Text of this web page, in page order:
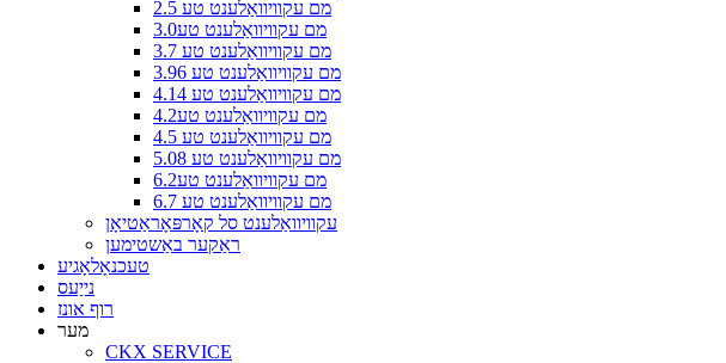
2.5 מם עקוויוואַלענט טע
3.0מם עקוויוואַלענט טע
3.7 מם עקוויוואַלענט טע
3.96 מם עקוויוואַלענט טע
4.14 מם עקוויוואַלענט טע
4.2מם עקוויוואַלענט טע
4.5 מם עקוויוואַלענט טע
5.08 מם עקוויוואַלענט טע
6.2מם עקוויוואַלענט טע
6.7 מם עקוויוואַלענט טע
עקוויוואַלענט סל קאָרפּאָראַטיאָן
ראַקער באַשטימען
טעכנאָלאָגיע
נייַעס
רוף אונז
מער
CKX SERVICE